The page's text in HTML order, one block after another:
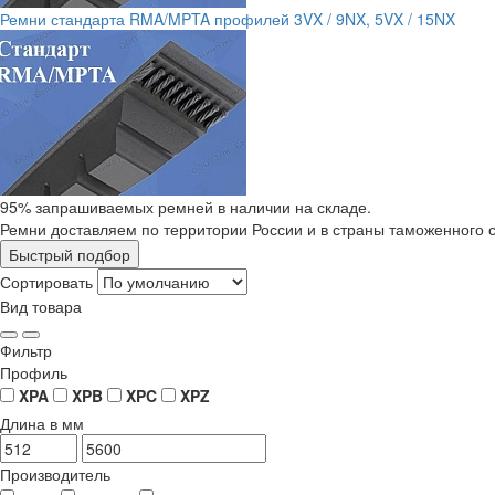
Ремни стандарта RMA/MPTA профилей 3VX / 9NX, 5VX / 15NX
95% запрашиваемых ремней в наличии на складе.
Ремни доставляем по территории России и в страны таможенного
Быстрый подбор
Сортировать
Вид товара
Фильтр
Профиль
XPA
XPB XPC
XPZ
Длина в мм
Производитель